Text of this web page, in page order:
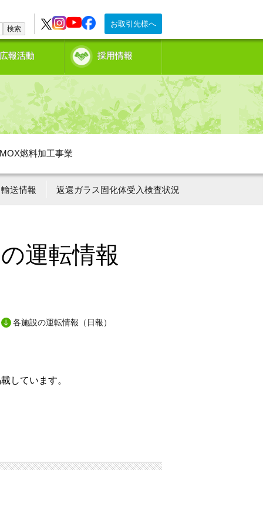
お取引先様へ
検索
報活動 採用情報
燃料加工事業
輸送情報 返還ガラス固化体受入検査状況
運転情報
各施設の運転情報（日報）
しています。